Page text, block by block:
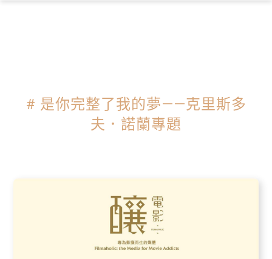
# 是你完整了我的夢——克里斯多
夫．諾蘭專題